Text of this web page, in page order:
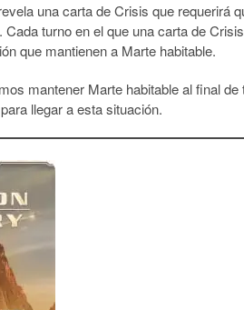
una carta de Crisis que requerirá
turno en el que una carta de
que mantienen a Marte habitable.
mantener Marte habitable al final
llegar a esta situación.